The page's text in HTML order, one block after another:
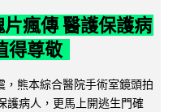
瘋傳 醫護保護病
得尊敬
熊本綜合醫院手術室鏡頭拍
護病人，更馬上開逃生門確